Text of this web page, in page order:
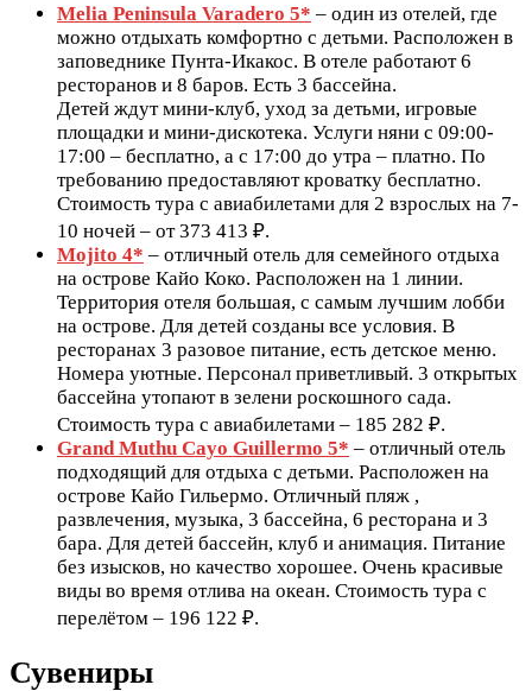
Melia Peninsula Varadero 5* – один из отелей, где
можно отдыхать комфортно с детьми. Расположен в
заповеднике Пунта-Икакос. В отеле работают 6
ресторанов и 8 баров. Есть 3 бассейна.
Детей ждут мини-клуб, уход за детьми, игровые
площадки и мини-дискотека. Услуги няни с 09:00-
17:00 – бесплатно, а с 17:00 до утра – платно. По
требованию предоставляют кроватку бесплатно.
Стоимость тура с авиабилетами для 2 взрослых на 7-
10 ночей – от 373 413 ₽.
Mojito 4* – отличный отель для семейного отдыха
на острове Кайо Коко. Расположен на 1 линии.
Территория отеля большая, с самым лучшим лобби
на острове. Для детей созданы все условия. В
ресторанах 3 разовое питание, есть детское меню.
Номера уютные. Персонал приветливый. 3 открытых
бассейна утопают в зелени роскошного сада.
Стоимость тура с авиабилетами – 185 282 ₽.
Grand Muthu Cayo Guillermo 5* – отличный отель
подходящий для отдыха с детьми. Расположен на
острове Кайо Гильермо. Отличный пляж ,
развлечения, музыка, 3 бассейна, 6 ресторана и 3
бара. Для детей бассейн, клуб и анимация. Питание
без изысков, но качество хорошее. Очень красивые
виды во время отлива на океан. Стоимость тура с
перелётом – 196 122 ₽.
Сувениры